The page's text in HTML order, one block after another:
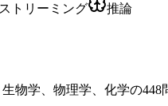
ストリーミング
推論
生物学、物理学、化学の448